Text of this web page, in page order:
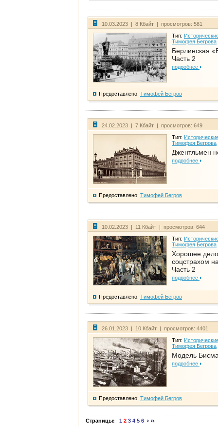
10.03.2023 | 8 Кбайт | просмотров: 581
Тип:
Тимофея Бегрова
Берлинская
Часть 2
подробнее
Предоставлено: Тимофей Бегров
24.02.2023 | 7 Кбайт | просмотров: 649
Тип:
Тимофея Бегрова
Джентльмен
подробнее
Предоставлено: Тимофей Бегров
10.02.2023 | 11 Кбайт | просмотров: 644
Тип:
Тимофея Бегрова
Хорошее дело
соцстрахом
Часть 2
подробнее
Предоставлено: Тимофей Бегров
26.01.2023 | 10 Кбайт | просмотров: 4401
Тип:
Тимофея Бегрова
Модель
подробнее
Предоставлено: Тимофей Бегров
Страницы: 1 2 3 4 5 6